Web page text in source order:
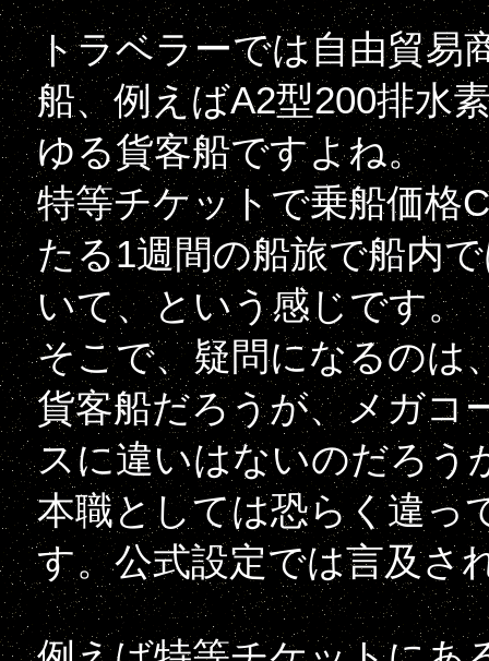
トラベラーでは自由貿易
船、例えばA2型200排水
ゆる貨客船ですよね。
特等チケットで乗船価格
たる1週間の船旅で船内
いて、という感じです。
そこで、疑問になるのは
貨客船だろうが、メガコ
スに違いはないのだろう
本職としては恐らく違っ
す。公式設定では言及さ